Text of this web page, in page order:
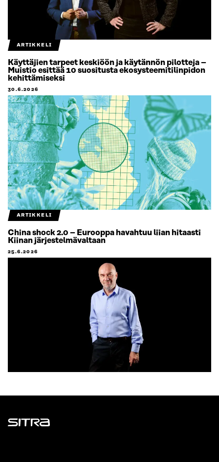
ARTIKKELI
Käyttäjien tarpeet keskiöön ja käytännön pilotteja –
Muistio esittää 10 suositusta ekosysteemitilinpidon
kehittämiseksi
30.6.2026
ARTIKKELI
China shock 2.0 – Eurooppa havahtuu liian hitaasti
Kiinan järjestelmävaltaan
25.6.2026
Sitra